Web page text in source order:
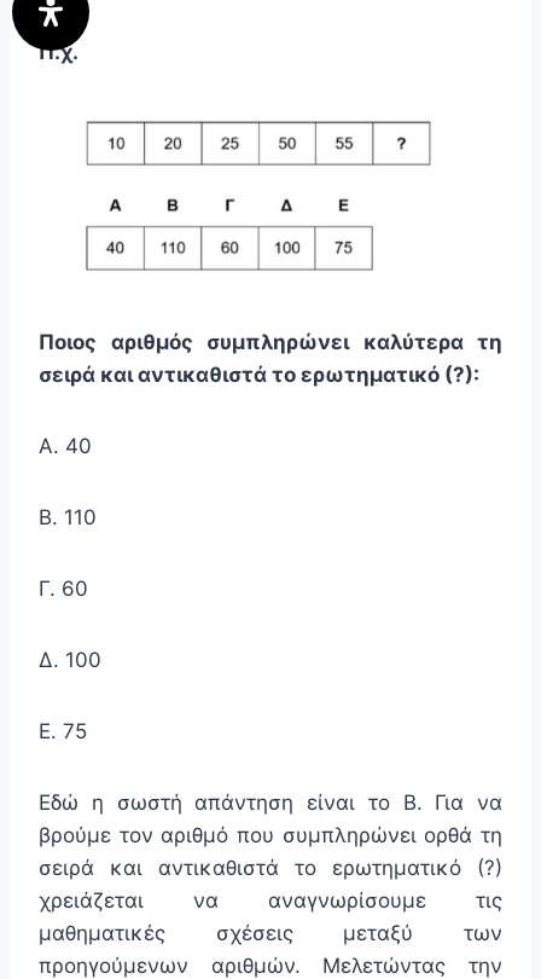
Π.χ.
Ποιος αριθμός συμπληρώνει καλύτερα τη
σειρά και αντικαθιστά το ερωτηματικό (?):
Α. 40
Β. 110
Γ. 60
Δ. 100
Ε. 75
Εδώ η σωστή απάντηση είναι το Β. Για να
βρούμε τον αριθμό που συμπληρώνει ορθά τη
σειρά και αντικαθιστά το ερωτηματικό (?)
χρειάζεται να αναγνωρίσουμε τις
μαθηματικές σχέσεις μεταξύ των
προηγούμενων αριθμών. Μελετώντας την